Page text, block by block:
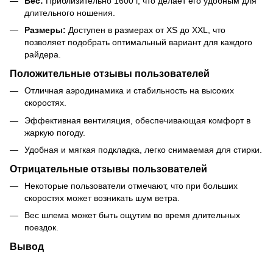
длительного ношения.
Размеры: Доступен в размерах от XS до XXL, что
позволяет подобрать оптимальный вариант для каждого
райдера.
Положительные отзывы пользователей
Отличная аэродинамика и стабильность на высоких
скоростях.
Эффективная вентиляция, обеспечивающая комфорт в
жаркую погоду.
Удобная и мягкая подкладка, легко снимаемая для стирки.
Отрицательные отзывы пользователей
Некоторые пользователи отмечают, что при больших
скоростях может возникать шум ветра.
Вес шлема может быть ощутим во время длительных
поездок.
Вывод